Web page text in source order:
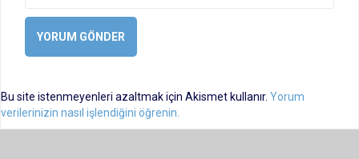
Bu site istenmeyenleri azaltmak için Akismet kullanır. Yorum
verilerinizin nasıl işlendiğini öğrenin.